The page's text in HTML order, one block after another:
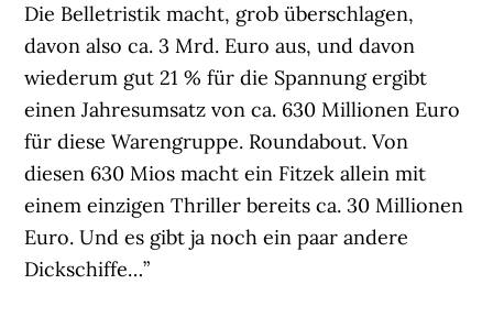
Die Belletristik macht, grob überschlagen,
davon also ca. 3 Mrd. Euro aus, und davon
wiederum gut 21 % für die Spannung ergibt
einen Jahresumsatz von ca. 630 Millionen Euro
für diese Warengruppe. Roundabout. Von
diesen 630 Mios macht ein Fitzek allein mit
einem einzigen Thriller bereits ca. 30 Millionen
Euro. Und es gibt ja noch ein paar andere
Dickschiffe…”